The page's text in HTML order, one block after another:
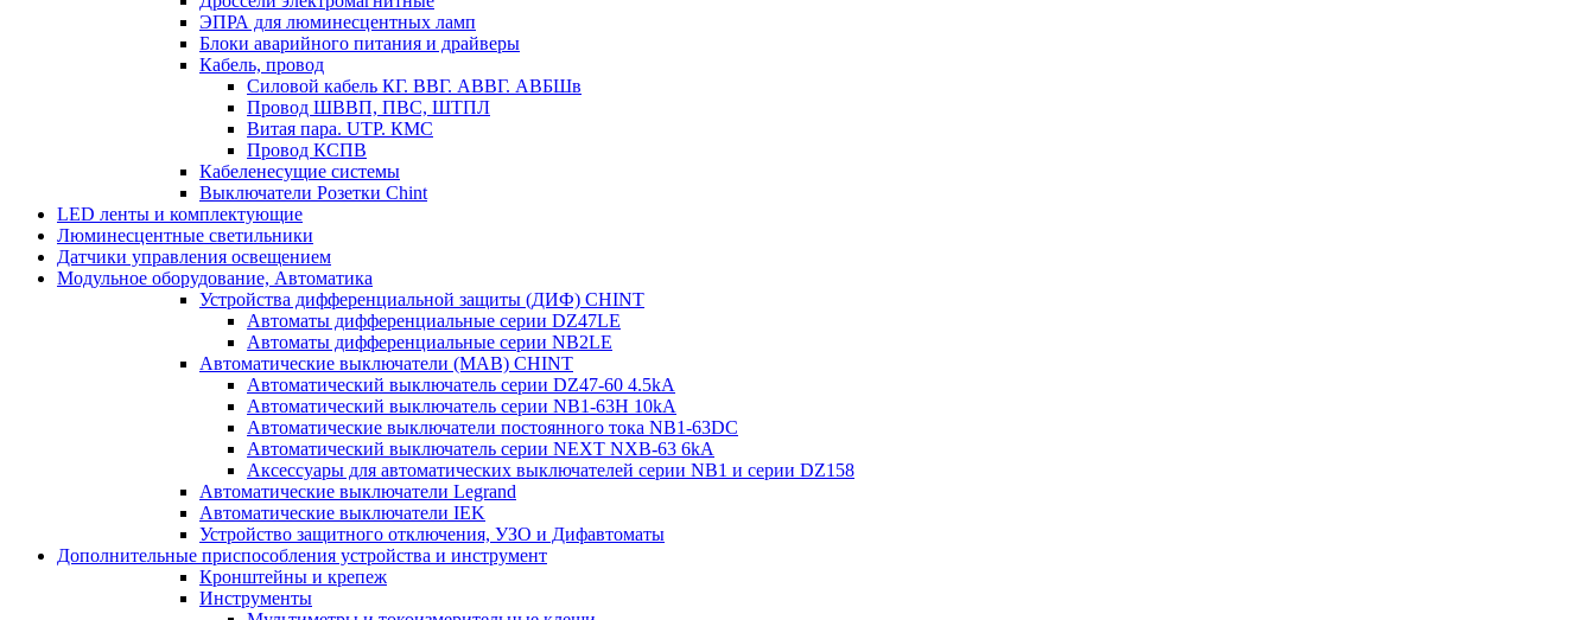
ЭПРА для люминесцентных ламп
Блоки аварийного питания и драйверы
Кабель, провод
Силовой кабель КГ. ВВГ. АВВГ. АВБШв
Провод ШВВП, ПВС, ШТПЛ
Витая пара. UTP. КМС
Провод КСПВ
Кабеленесущие системы
Выключатели Розетки Chint
LED ленты и комплектующие
Люминесцентные светильники
Датчики управления освещением
Модульное оборудование, Автоматика
Устройства дифференциальной защиты (ДИФ) CHINT
Автоматы дифференциальные серии DZ47LE
Автоматы дифференциальные серии NB2LE
Автоматические выключатели (МАВ) CHINT
Автоматический выключатель серии DZ47-60 4.5kA
Автоматический выключатель серии NB1-63H 10kA
Автоматические выключатели постоянного тока NB1-63DC
Автоматический выключатель серии NEXT NXB-63 6kA
Аксессуары для автоматических выключателей серии NB1 и серии DZ158
Автоматические выключатели Legrand
Автоматические выключатели IEK
Устройство защитного отключения, УЗО и Дифавтоматы
Дополнительные приспособления устройства и инструмент
Кронштейны и крепеж
Инструменты